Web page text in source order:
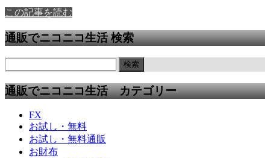
この記事を読む
通販でニコニコ生活 検索
通販でニコニコ生活 カテゴリー
FX
お試し・無料
お試し・無料通販
お財布